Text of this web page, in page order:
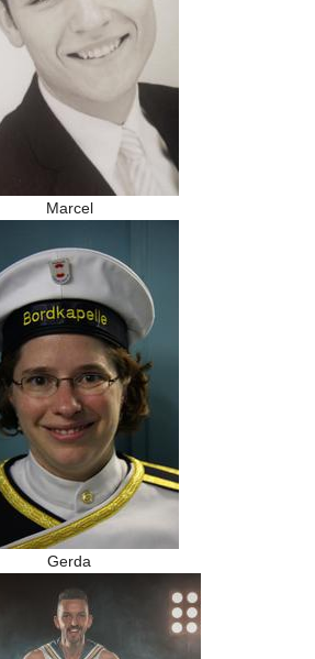
Marcel
Gerda